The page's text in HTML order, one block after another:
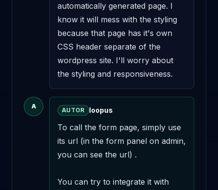
automatically generated page. I
know it will mess with the styling
because that page has it's own
CSS header separate of the
wordpress site. I'll worry about
the styling and responsiveness.
A
AUTOR loopus
To call the form page, simply use
its url (in the form panel on admin,
you can see the url) .
You can try to integrate it with